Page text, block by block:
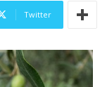
Twitter